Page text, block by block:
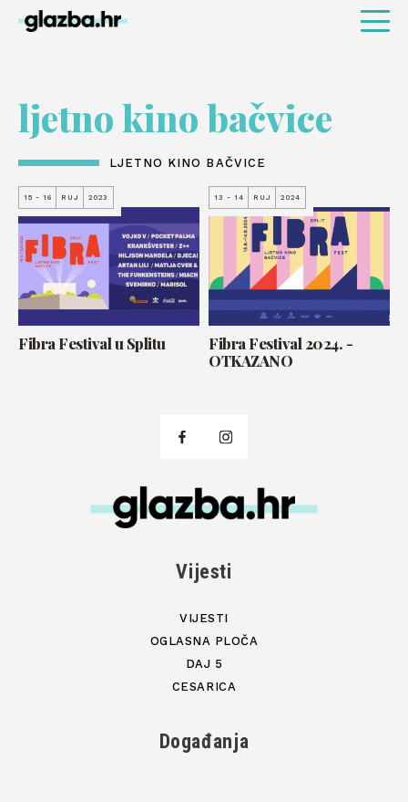
ljetno kino bačvice
LJETNO KINO BAČVICE
15 - 16 RUJ 2023
Fibra Festival u Splitu
13 - 14 RUJ 2024
Fibra Festival 2024. -
OTKAZANO
Vijesti
VIJESTI
OGLASNA PLOČA
DAJ 5
CESARICA
Događanja